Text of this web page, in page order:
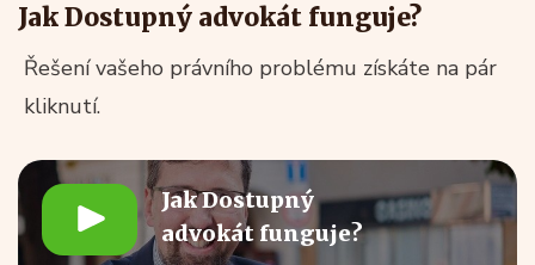
Jak Dostupný advokát funguje?
Řešení vašeho právního problému získáte na pár
kliknutí.
Jak Dostupný
advokát funguje?